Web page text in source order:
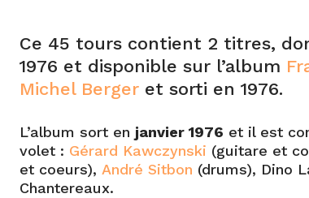
Ce 45 tours contient 2 titres,
1976 et disponible sur l’album
Michel Berger et sorti en 1976.
L’album sort en janvier 1976 et il est
volet : Gérard Kawczynski (guitare et
et coeurs), André Sitbon (drums), Dino
Chantereaux.